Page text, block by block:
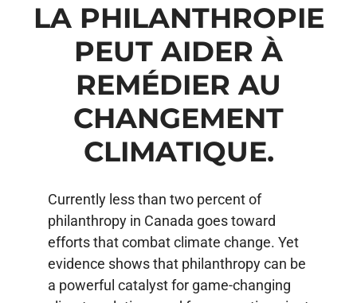
LA PHILANTHROPIE
PEUT AIDER À
REMÉDIER AU
CHANGEMENT
CLIMATIQUE.
Currently less than two percent of
philanthropy in Canada goes toward
efforts that combat climate change. Yet
evidence shows that philanthropy can be
a powerful catalyst for game-changing